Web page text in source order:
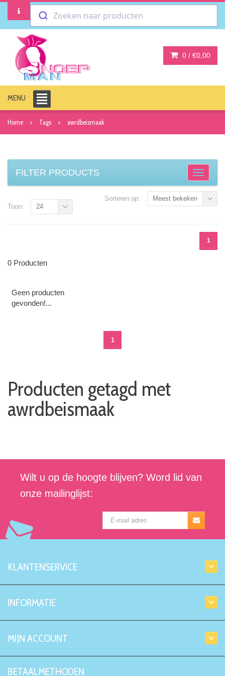
Zoeken naar producten
0 / €0,00
MENU
Home Tags awrdbeismaak
FILTER PRODUCTS
Sorteren op: Meest bekeken
1
Toon: 24
0 Producten
Geen producten
gevonden!...
1
Producten getagd met
awrdbeismaak
Wilt u op de hoogte blijven? Word lid van
onze mailinglijst:
KLANTENSERVICE
INFORMATIE
MIJN ACCOUNT
BETAALMETHODEN